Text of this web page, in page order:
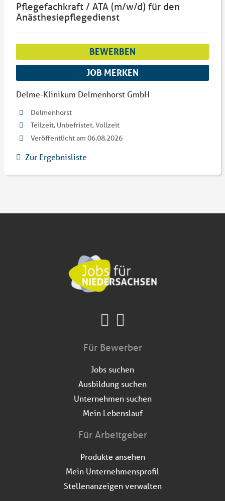
Pflegefachkraft / ATA (m/w/d) für den
Anästhesiepflegedienst
BEWERBEN
JOB MERKEN
Delme-Klinikum Delmenhorst GmbH
Delmenhorst
Teilzeit, Unbefristet, Vollzeit
Veröffentlicht am 06.08.2026
Zur Ergebnisliste
Für Bewerber
Jobs suchen
Ausbildung suchen
Unternehmen suchen
Mein Lebenslauf
Für Arbeitgeber
Produkte ansehen
Mein Unternehmensprofil
Stellenanzeigen verwalten